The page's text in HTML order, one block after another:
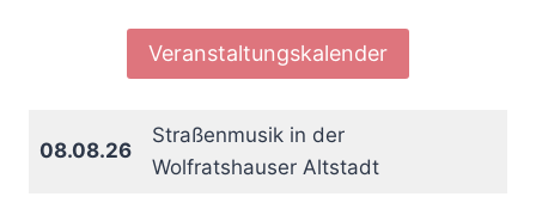
Veranstaltungskalender
08.08.26
Straßenmusik in der
Wolfratshauser Altstadt